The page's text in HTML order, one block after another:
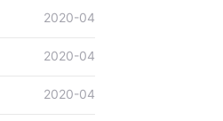
2020-04
2020-04
2020-04